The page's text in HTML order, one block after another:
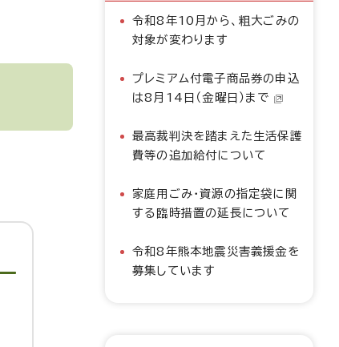
令和8年10月から、粗大ごみの
対象が変わります
プレミアム付電子商品券の申込
は8月14日（金曜日）まで
最高裁判決を踏まえた生活保護
費等の追加給付について
家庭用ごみ・資源の指定袋に関
する臨時措置の延長について
令和8年熊本地震災害義援金を
募集しています